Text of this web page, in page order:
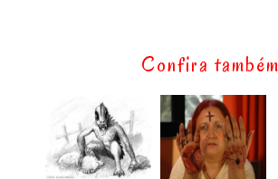
Confira também